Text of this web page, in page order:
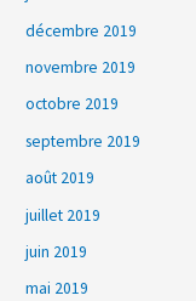
décembre 2019
novembre 2019
octobre 2019
septembre 2019
août 2019
juillet 2019
juin 2019
mai 2019